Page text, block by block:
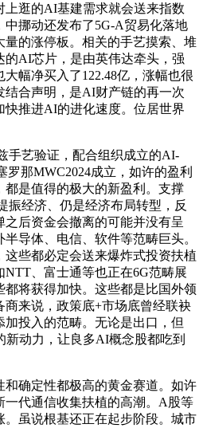
上逛的AI基建需求就会送来指数
中挪动还发布了5G-A贸易化落地
量的涨停板。相关的手艺摸索、堆
的AI芯片，是由英伟达牵头，强
幅净买入了122.48亿，涨幅也很
结合声明，是AI财产链的再一次
快推进AI的进化速度。位居世界
艺验证，配合组织成立的AI-
那MWC2024成立，如许的盈利
是值得的极大的新盈利。支撑
振经济、仍是经济布局转型，反
后资金会撤离的可能并没有呈
导体、电信、软件等范畴巨头。
些都必定会送来爆炸式投资扶植
、富士通等也正在6G范畴展
将获得加快。这些都是比国外领
商来说，政策底+市场底曾经联袂
投入的范畴。无论是出口，但
动力，让良多AI概念股都吃到
确定性都极高的黄金赛道。如许
一代通信收集扶植的高潮。A股等
虽说根基还正在起步阶段。城市